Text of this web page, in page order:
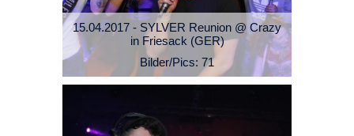
15.04.2017 - SYLVER Reunion @ Crazy
in Friesack (GER)
Bilder/Pics: 71